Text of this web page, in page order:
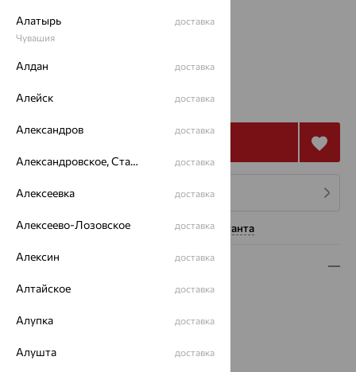
17
223 592 621 090₽
4 платежа по 55 898₽
Нужна помощь консультанта
Описание
Вид изделия:
Вес:
Цвет металла:
Алатырь
Чувашия
доставка
Алдан доставка
Алейск доставка
Александров доставка
Александровское, Ставропольский край доставка
Алексеевка доставка
Алексеево-Лозовское доставка
Алексин доставка
Алтайское доставка
Алупка доставка
Алушта доставка